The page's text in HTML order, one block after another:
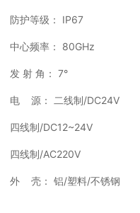
防护等级： IP67
中心频率： 80GHz
发 射 角： 7°
电 源： 二线制/DC24V
四线制/DC12~24V
四线制/AC220V
外 壳： 铝/塑料/不锈钢